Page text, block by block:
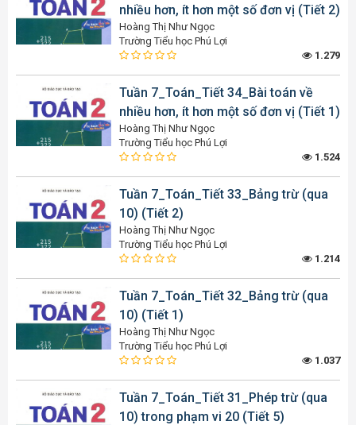
nhiều hơn, ít hơn một số đơn vị (Tiết 2)
Hoàng Thị Như Ngọc
Trường Tiểu học Phú Lợi
1.279
Tuần 7_Toán_Tiết 34_Bài toán về
nhiều hơn, ít hơn một số đơn vị (Tiết 1)
Hoàng Thị Như Ngọc
Trường Tiểu học Phú Lợi
1.524
Tuần 7_Toán_Tiết 33_Bảng trừ (qua
10) (Tiết 2)
Hoàng Thị Như Ngọc
Trường Tiểu học Phú Lợi
1.214
Tuần 7_Toán_Tiết 32_Bảng trừ (qua
10) (Tiết 1)
Hoàng Thị Như Ngọc
Trường Tiểu học Phú Lợi
1.037
Tuần 7_Toán_Tiết 31_Phép trừ (qua
10) trong phạm vi 20 (Tiết 5)